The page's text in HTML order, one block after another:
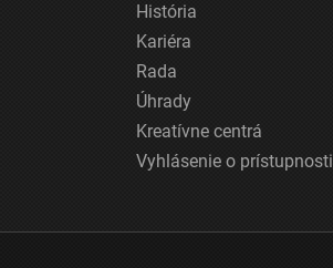
História
Kariéra
Rada
Úhrady
Kreatívne centrá
Vyhlásenie o prístupnosti